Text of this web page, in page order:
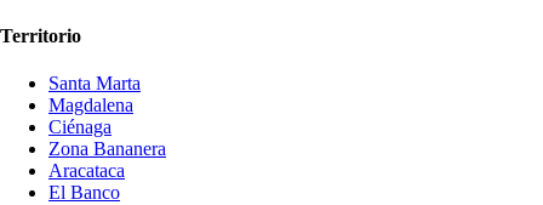
Territorio
Santa Marta
Magdalena
Ciénaga
Zona Bananera
Aracataca
El Banco